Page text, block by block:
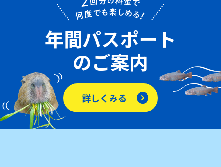
年間パスポート
のご案内
詳しくみる